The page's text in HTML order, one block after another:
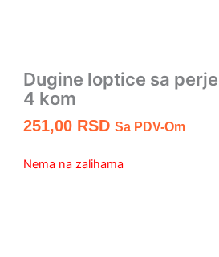
Dugine loptice sa
4 kom
251,00 RSD Sa PDV-Om
Nema na zalihama